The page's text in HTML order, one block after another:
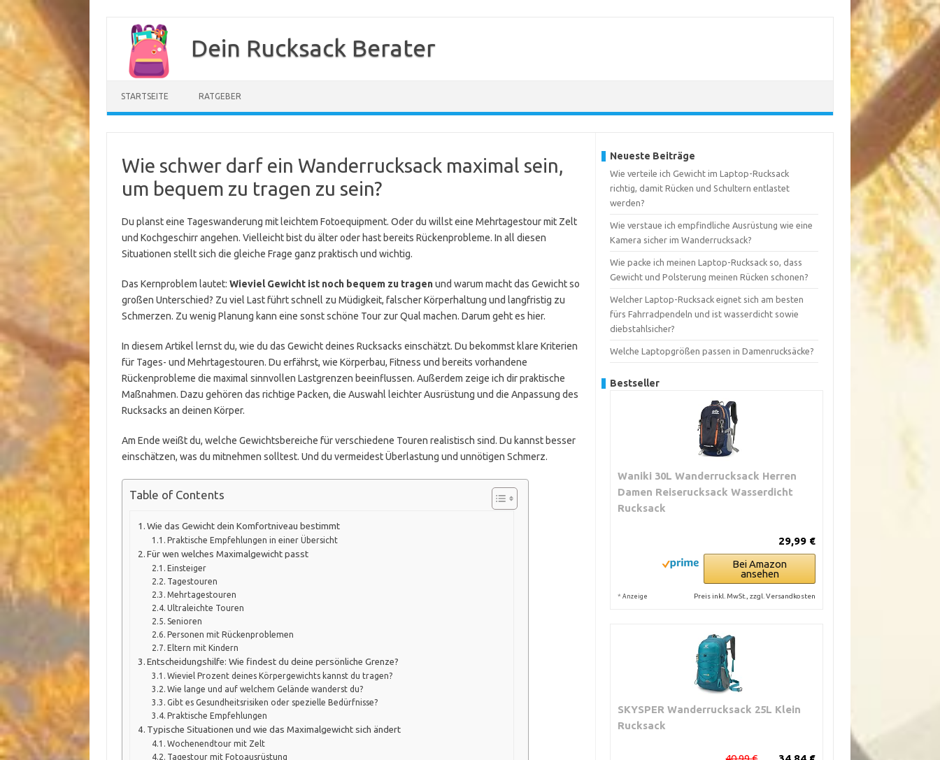
springen
Dein Rucksack Berater
STARTSEITE RATGEBER
Wie schwer darf ein Wanderrucksack maximal sein,
um bequem zu tragen zu sein?
Du planst eine Tageswanderung mit leichtem Fotoequipment. Oder du willst eine Mehrtagestour mit Zelt
und Kochgeschirr angehen. Vielleicht bist du älter oder hast bereits Rückenprobleme. In all diesen
Situationen stellt sich die gleiche Frage ganz praktisch und wichtig.
Das Kernproblem lautet: Wieviel Gewicht ist noch bequem zu tragenund warum macht das Gewicht so
großen Unterschied? Zu viel Last führt schnell zu Müdigkeit, falscher Körperhaltung und langfristig zu
Schmerzen. Zu wenig Planung kann eine sonst schöne Tour zur Qual machen. Darum geht es hier.
In diesem Artikel lernst du, wie du das Gewicht deines Rucksacks einschätzt. Du bekommst klare Kriterien
für Tages- und Mehrtagestouren. Du erfährst, wie Körperbau, Fitness und bereits vorhandene
Rückenprobleme die maximal sinnvollen Lastgrenzen beeinflussen. Außerdem zeige ich dir praktische
Maßnahmen. Dazu gehören das richtige Packen, die Auswahl leichter Ausrüstung und die Anpassung des
Rucksacks an deinen Körper.
Am Ende weißt du, welche Gewichtsbereiche für verschiedene Touren realistisch sind. Du kannst besser
einschätzen, was du mitnehmen solltest. Und du vermeidest Überlastung und unnötigen Schmerz.
Table of Contents
Wie das Gewicht dein Komfortniveau bestimmt
Praktische Empfehlungen in einer Übersicht
Für wen welches Maximalgewicht passt
Einsteiger
Tagestouren
Mehrtagestouren
Ultraleichte Touren
Senioren
Personen mit Rückenproblemen
Eltern mit Kindern
Entscheidungshilfe: Wie findest du deine persönliche Grenze?
Wieviel Prozent deines Körpergewichts kannst du tragen?
Wie lange und auf welchem Gelände wanderst du?
Gibt es Gesundheitsrisiken oder spezielle Bedürfnisse?
Praktische Empfehlungen
Typische Situationen und wie das Maximalgewicht sich ändert
Wochenendtour mit Zelt
Tagestour mit Fotoausrüstung
Neueste Beiträge
Wie verteile ich Gewicht im Laptop-Rucksack
richtig, damit Rücken und Schultern entlastet
werden?
Wie verstaue ich empfindliche Ausrüstung wie eine
Kamera sicher im Wanderrucksack?
Wie packe ich meinen Laptop-Rucksack so, dass
Gewicht und Polsterung meinen Rücken schonen?
Welcher Laptop-Rucksack eignet sich am besten
fürs Fahrradpendeln und ist wasserdicht sowie
diebstahlsicher?
Welche Laptopgrößen passen in Damenrucksäcke?
Bestseller
Waniki 30L Wanderrucksack Herren
Damen Reiserucksack Wasserdicht
Rucksack
29,99 €
Bei Amazon
ansehen
* Anzeige Preis inkl. MwSt., zzgl. Versandkosten
SKYSPER Wanderrucksack 25L Klein
Rucksack